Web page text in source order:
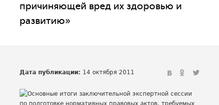
причиняющей вред их здоровью и
развитию»
Дата публикации: 14 октября 2011